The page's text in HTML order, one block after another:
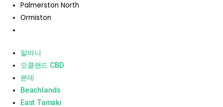
Palmerston North
Ormiston
알바니
오클랜드 CBD
본데
Beachlands
East Tamaki